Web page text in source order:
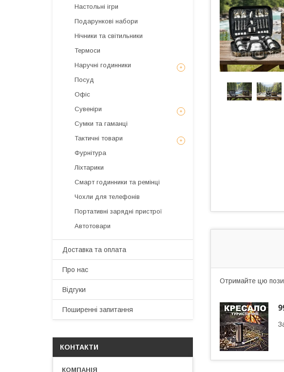
Отримайте цю
Настольні ігри
Подарункові набори
Нічники та світильники
Термоси
Наручні годинники
Посуд
Офіс
Сувеніри
Сумки та гаманці
Тактичні товари
Фурнітура
Ліхтарики
Смарт годинники та ремінці
Чохли для телефонів
Портативні зарядні пристрої
Автотовари
Доставка та оплата
Про нас
Відгуки
Поширенні запитання
КОНТАКТИ